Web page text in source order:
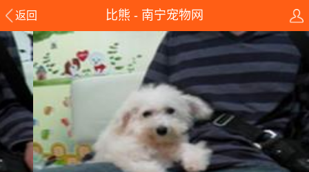
返回 比熊 - 南宁宠物网